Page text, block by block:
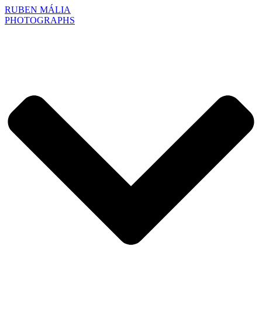
RUBEN MÁLIA
PHOTOGRAPHS